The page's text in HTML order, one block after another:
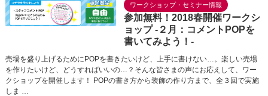
ワークショップ・セミナー情報
参加無料！2018春開催ワークシ
ョップ -２月：コメントPOPを
書いてみよう！-
売場を盛り上げるためにPOPを書きたいけど、上手に書けない…。楽しい売場
を作りたいけど、どうすればいいの…？そんな皆さまの声にお応えして、ワー
クショップを開催します！ POPの書き方から装飾の作り方まで、全３回で実施
しま …